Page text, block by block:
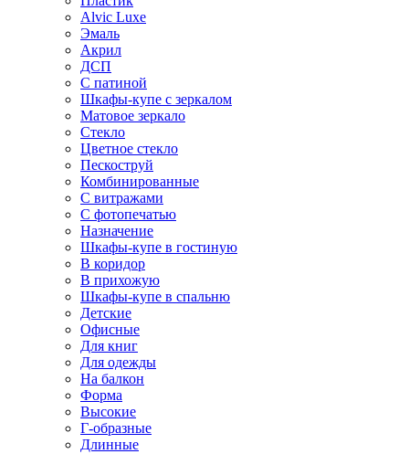
Alvic Luxe
Эмаль
Акрил
ДСП
С патиной
Шкафы-купе с зеркалом
Матовое зеркало
Стекло
Цветное стекло
Пескоструй
Комбинированные
С витражами
С фотопечатью
Назначение
Шкафы-купе в гостиную
В коридор
В прихожую
Шкафы-купе в спальню
Детские
Офисные
Для книг
Для одежды
На балкон
Форма
Высокие
Г-образные
Длинные